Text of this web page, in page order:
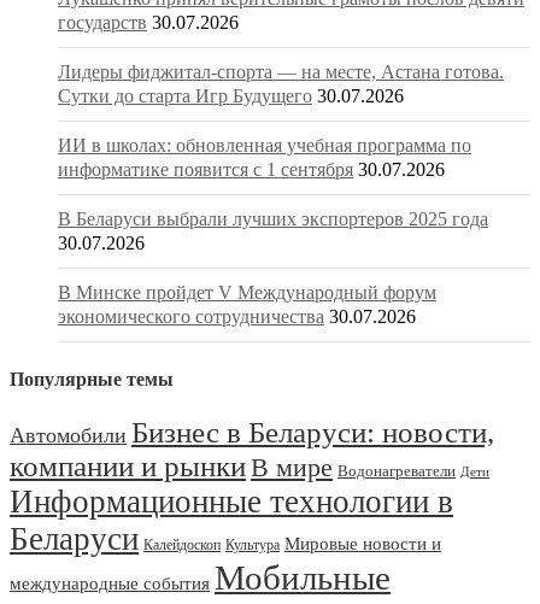
государств 30.07.2026
Лидеры фиджитал-спорта — на месте, Астана готова.
Сутки до старта Игр Будущего 30.07.2026
ИИ в школах: обновленная учебная программа по
информатике появится с 1 сентября 30.07.2026
В Беларуси выбрали лучших экспортеров 2025 года
30.07.2026
В Минске пройдет V Международный форум
экономического сотрудничества 30.07.2026
Популярные темы
Автомобили Бизнес в Беларуси: новости,
компании и рынкиВ мире Водонагреватели Дети
Информационные технологии в
Беларуси Калейдоскоп Культура Мировые новости и
международные события Мобильные